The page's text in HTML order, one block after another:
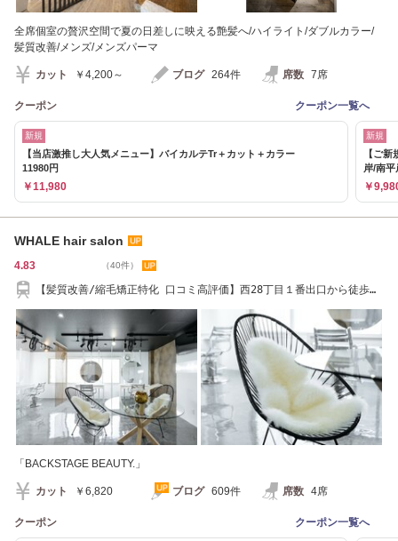
全席個室の贅沢空間で夏の日差しに映える艶髪へ/ハイライト/ダブルカラー/
髪質改善/メンズ/メンズパーマ
カット ￥4,200～ ブログ 264件 席数 7席
クーポン クーポン一覧へ
新規
【当店激推し大人気メニュー】バイカルテTr＋カット＋カラー
11980円
￥11,980
新規
【ご
岸/南平
￥
WHALE hair salon
4.83 （40件）
【髪質改善/縮毛矯正特化 口コミ高評価】西28丁目１番出口から徒歩３
「BACKSTAGE BEAUTY.」
カット ￥6,820 ブログ 609件 席数 4席
クーポン クーポン一覧へ